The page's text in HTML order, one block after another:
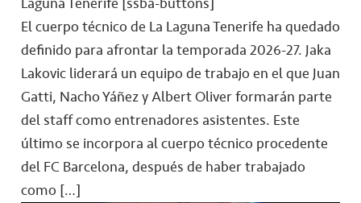
El cuerpo técnico de La Laguna Tenerife ha quedado
definido para afrontar la temporada 2026-27. Jaka
Lakovic liderará un equipo de trabajo en el que Juan
Gatti, Nacho Yáñez y Albert Oliver formarán parte
del staff como entrenadores asistentes. Este
último se incorpora al cuerpo técnico procedente
del FC Barcelona, después de haber trabajado
como […]